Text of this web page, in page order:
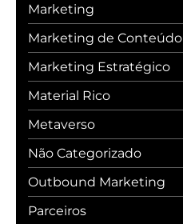
Marketing
Marketing de Conteúdo
Marketing Estratégico
Material Rico
Metaverso
Não Categorizado
Outbound Marketing
Parceiros